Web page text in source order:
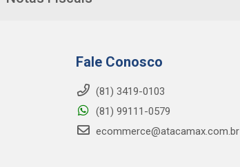
Fale Conosco
(81) 3419-0103
(81) 99111-0579
ecommerce@atacamax.com.br